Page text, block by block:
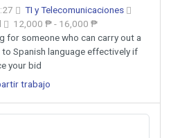
TI y Telecomunicaciones
12,000 ₱ - 16,000 ₱
for someone who can carry out a
Spanish language effectively if
your bid
trabajo